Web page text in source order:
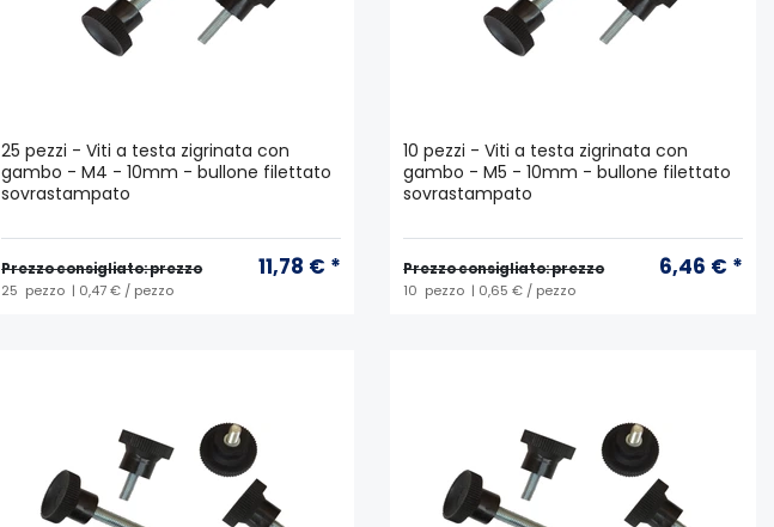
25 pezzi - Viti a testa zigrinata con
gambo - M4 - 10mm - bullone filettato
sovrastampato
Prezzo consigliato: prezzo 11,78 € *
25 pezzo | 0,47 € / pezzo
10 pezzi - Viti a testa zigrinata con
gambo - M5 - 10mm - bullone filettato
sovrastampato
Prezzo consigliato: prezzo 6,46 € *
10 pezzo | 0,65 € / pezzo